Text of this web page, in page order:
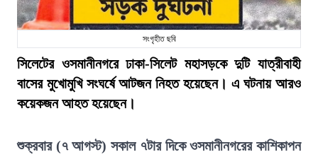
সংগৃহীত ছবি
সিলেটের ওসমানীনগরে ঢাকা-সিলেট মহাসড়কে দুটি যাত্রীবাহী
বাসের মুখোমুখি সংঘর্ষে আটজন নিহত হয়েছেন। এ ঘটনায় আরও
কয়েকজন আহত হয়েছেন।
শুক্রবার (৭ আগস্ট) সকাল ৭টার দিকে ওসমানীনগরের কাশিকাপন